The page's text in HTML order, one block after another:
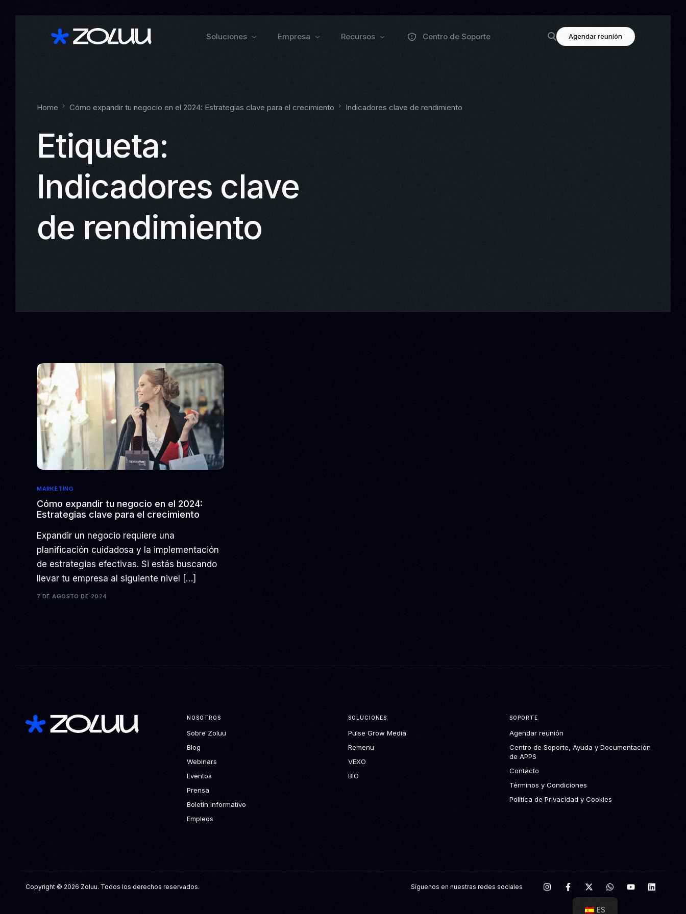
Soluciones
Remenu
Ver todo EXPLORAR PRODUCTOS
Empresa
Prensa
Recursos Centro de Soporte Agendar reunión
Home Cómo expandir tu negocio en el 2024: Estrategias clave para el crecimiento Indicadores clave de rendimiento
Etiqueta:
Indicadores clave
de rendimiento
MARKETING
Cómo expandir tu negocio en el 2024:
Estrategias clave para el crecimiento
Expandir un negocio requiere una
planificación cuidadosa y la implementación
de estrategias efectivas. Si estás buscando
llevar tu empresa al siguiente nivel […]
7 DE AGOSTO DE 2024
NOSOTROS
Sobre Zoluu
Blog
Webinars
Eventos
Prensa
Boletín Informativo
Empleos
SOLUCIONES
Pulse Grow Media
Remenu
VEXO
BIO
SOPORTE
Agendar reunión
Centro de Soporte, Ayuda y Documentación
de APPS
Contacto
Términos y Condiciones
Política de Privacidad y Cookies
Copyright © 2026 Zoluu. Todos los derechos reservados. Síguenos en nuestras redes sociales
ES